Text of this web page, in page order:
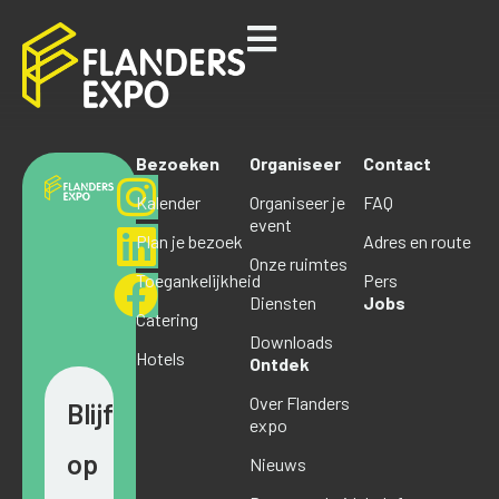
Blijf
op
Bezoeken
Kalender
Plan je bezoek
Toegankelijkheid
Catering
Hotels
Organiseer
Organiseer je
event
Onze ruimtes
Diensten
Downloads
Ontdek
Over Flanders
expo
Nieuws
Contact
FAQ
Adres en route
Pers
Jobs